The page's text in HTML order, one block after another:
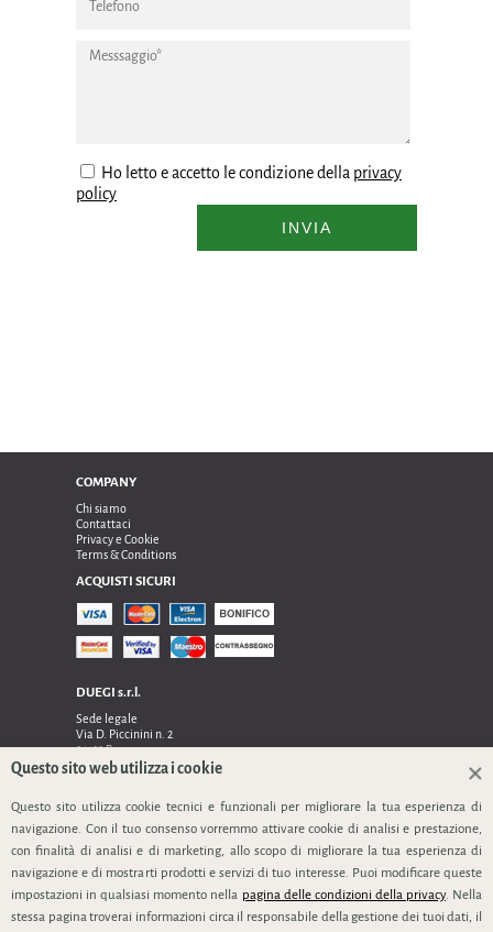
Ho letto e accetto le condizione della privacy
policy
INVIA
COMPANY
Chi siamo
Contattaci
Privacy e Cookie
Terms & Conditions
ACQUISTI SICURI
DUEGI s.r.l.
Sede legale
Via D. Piccinini n. 2
24122 Bergamo
Sede operativa e amministrativa:
24048 Treviolo (Bg)
TEL 0354128024, FAX 0354129132
SEGUICI
Questo sito web utilizza i cookie
Questo sito utilizza cookie tecnici e funzionali per migliorare la tua esperienza di
navigazione. Con il tuo consenso vorremmo attivare cookie di analisi e prestazione,
con finalità di analisi e di marketing, allo scopo di migliorare la tua esperienza di
navigazione e di mostrarti prodotti e servizi di tuo interesse. Puoi modificare queste
impostazioni in qualsiasi momento nella pagina delle condizioni della privacy. Nella
stessa pagina troverai informazioni circa il responsabile della gestione dei tuoi dati, il